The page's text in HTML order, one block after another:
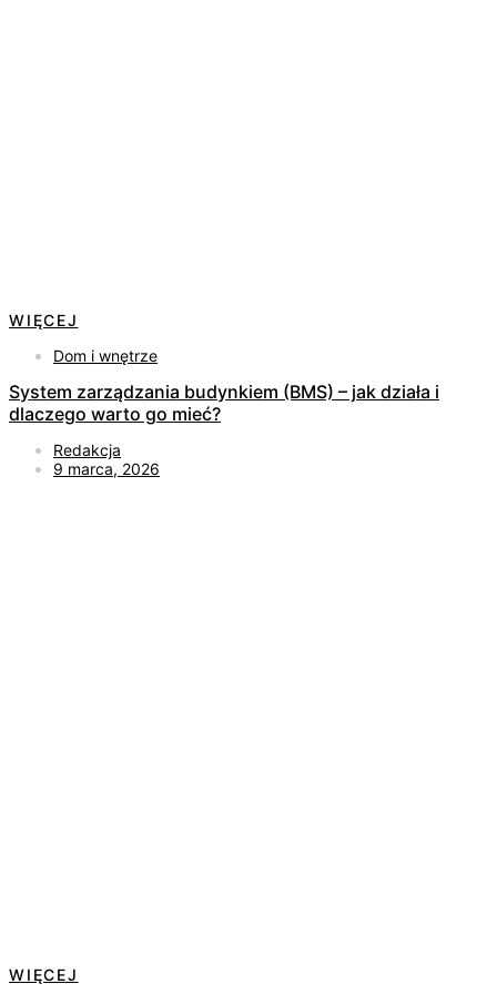
WIĘCEJ
Dom i wnętrze
System zarządzania budynkiem (BMS) – jak działa i
dlaczego warto go mieć?
Redakcja
9 marca, 2026
WIĘCEJ